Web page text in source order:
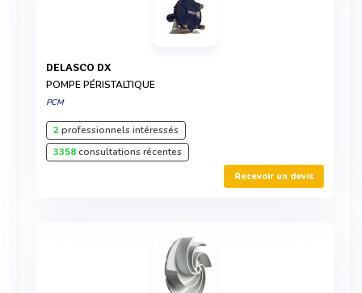
DELASCO DX
POMPE PÉRISTALTIQUE
PCM
2professionnels intéressés
3358consultations récentes
Recevoir un devis